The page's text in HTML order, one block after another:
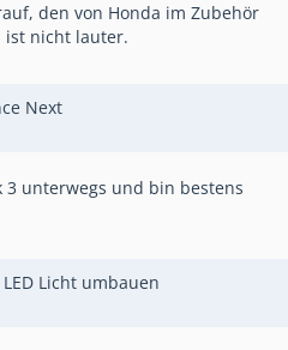
den von Honda im Zubehör
ist nicht lauter.
Next
3 unterwegs und bin bestens
Licht umbauen